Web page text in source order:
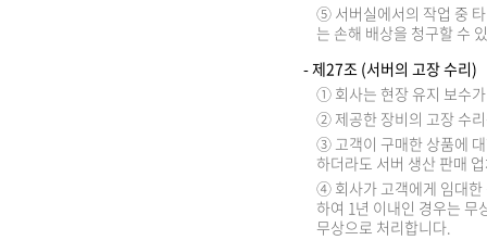
⑤ 서버실에서의 작업 중
는 손해 배상을 청구할 수
- 제27조 (서버의 고장 수리)
① 회사는 현장 유지 보수
② 제공한 장비의 고장 수
③ 고객이 구매한 상품에
하더라도 서버 생산 판매
④ 회사가 고객에게 임대한
하여 1년 이내인 경우는 무
무상으로 처리합니다.